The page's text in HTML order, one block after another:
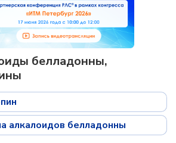
белладонны,
алкалоидов белладонны